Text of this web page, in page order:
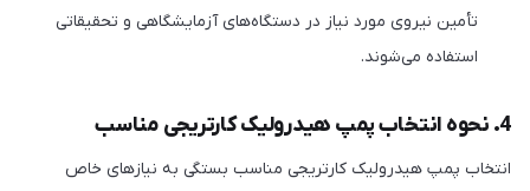
تأمین نیروی مورد نیاز در دستگاه‌های آزمایشگاهی و تحقیقاتی
استفاده می‌شوند.
4. نحوه انتخاب پمپ هیدرولیک کارتریجی مناسب
انتخاب پمپ هیدرولیک کارتریجی مناسب بستگی به نیازهای خاص